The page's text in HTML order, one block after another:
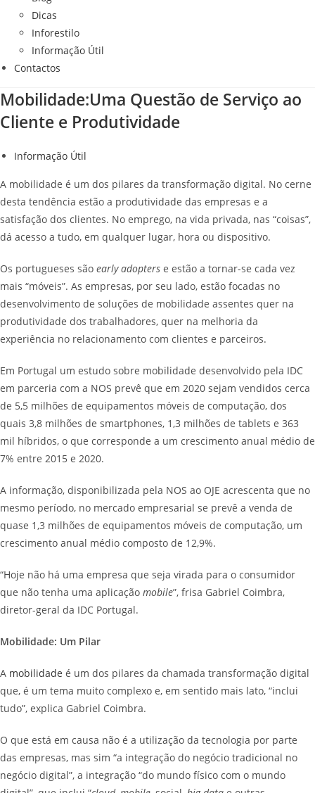
Dicas
Inforestilo
Informação Útil
Contactos
Mobilidade:Uma Questão de Serviço ao
Cliente e Produtividade
Informação Útil
A mobilidade é um dos pilares da transformação digital. No cerne
desta tendência estão a produtividade das empresas e a
satisfação dos clientes. No emprego, na vida privada, nas “coisas”,
dá acesso a tudo, em qualquer lugar, hora ou dispositivo.
Os portugueses são early adopters e estão a tornar-se cada vez
mais “móveis”. As empresas, por seu lado, estão focadas no
desenvolvimento de soluções de mobilidade assentes quer na
produtividade dos trabalhadores, quer na melhoria da
experiência no relacionamento com clientes e parceiros.
Em Portugal um estudo sobre mobilidade desenvolvido pela IDC
em parceria com a NOS prevê que em 2020 sejam vendidos cerca
de 5,5 milhões de equipamentos móveis de computação, dos
quais 3,8 milhões de smartphones, 1,3 milhões de tablets e 363
mil híbridos, o que corresponde a um crescimento anual médio de
7% entre 2015 e 2020.
A informação, disponibilizada pela NOS ao OJE acrescenta que no
mesmo período, no mercado empresarial se prevê a venda de
quase 1,3 milhões de equipamentos móveis de computação, um
crescimento anual médio composto de 12,9%.
“Hoje não há uma empresa que seja virada para o consumidor
que não tenha uma aplicação mobile”, frisa Gabriel Coimbra,
diretor-geral da IDC Portugal.
Mobilidade: Um Pilar
A mobilidade é um dos pilares da chamada transformação digital
que, é um tema muito complexo e, em sentido mais lato, “inclui
tudo”, explica Gabriel Coimbra.
O que está em causa não é a utilização da tecnologia por parte
das empresas, mas sim “a integração do negócio tradicional no
negócio digital”, a integração “do mundo físico com o mundo